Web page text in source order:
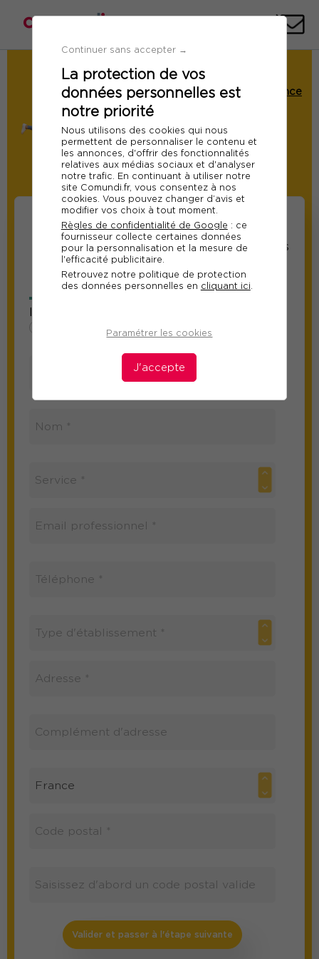
Continuer sans accepter →
La protection de vos
données personnelles est
notre priorité
Nous utilisons des cookies qui nous
permettent de personnaliser le contenu et
les annonces, d'offrir des fonctionnalités
relatives aux médias sociaux et d'analyser
notre trafic. En continuant à utiliser notre
site Comundi.fr, vous consentez à nos
cookies. Vous pouvez changer d’avis et
modifier vos choix à tout moment.
Règles de confidentialité de Google : ce
fournisseur collecte certaines données
pour la personnalisation et la mesure de
l'efficacité publicitaire.
Retrouvez notre politique de protection
des données personnelles en cliquant ici.
Paramétrer les cookies
J'accepte
Demande de Devis
Formation : Maîtriser l’art du brief agence
Ref 13135
Le 08 juillet 2026
A distance
Modifier
Informations sur les
participants
Informations relatives
de la formation
Information sur le participant
M
Valider et passer à l'étape suivante